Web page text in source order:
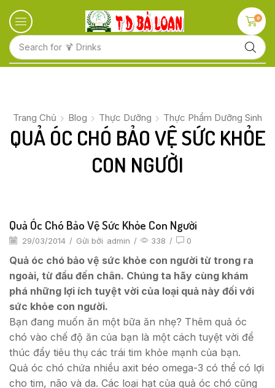
Search for 🍋 Fruits
0
Trang Chủ Blog Thực Dưỡng Thực Phẩm Dưỡng Sinh
QUẢ ÓC CHÓ BẢO VỆ SỨC KHỎE
CON NGƯỜI
Quả Óc Chó Bảo Vệ Sức Khỏe Con Người
29/03/2014 / Gửi bởi admin / 338 / 0
Quả óc chó bảo vệ sức khỏe con người từ trong ra
ngoài, từ đầu đến chân. Chúng ta hãy cùng khám
phá những lợi ích tuyệt vời của loại quả này đối với
sức khỏe con người.
Bạn đang muốn ăn một bữa ăn nhẹ? Thêm quả óc
chó vào chế độ ăn của bạn là một cách tuyệt vời để
thúc đẩy tiêu thụ các trái tim khỏe mạnh của bạn.
Quả óc chó chứa nhiều axit béo omega-3 có thể có lợi
cho tim, não và da. Các loại hạt của quả óc chó cũng